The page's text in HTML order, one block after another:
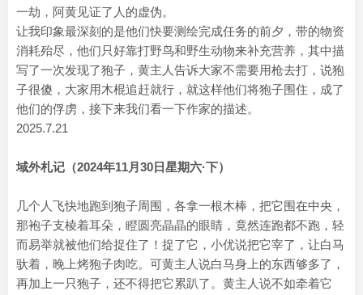
一劫，阿黄见证了人的虚伪。
让我印象最深刻的是他们快要测绘完成任务的前夕，带的物资
消耗殆尽，他们只好靠打野鸟和野生动物来补充营养，其中描
写了一次发现了狍子，黄主人告诉大家不需要用枪去打，说狍
子很傻，大家用木棍追赶就行，就这样他们将狍子围住，成了
他们的俘虏，接下来我们看一下作家的描述。
2025.7.21
域外札记（2024年11月30日星期六·下）
几个人飞快地跑到狍子周围，各拿一根木棒，把它围在中央，
那袍子支棱着耳朵，瞪圆亮晶晶的眼睛，竟然连跑都不跑，轻
而易举就被他们给捉住了！捉了它，小优说把它宰了，让白马
驮着，晚上烤狍子肉吃。可黄主人说白马身上的东西够多了，
再加上一只狍子，还不得把它累趴了。黄主人说不如牵着它